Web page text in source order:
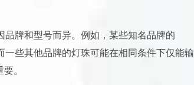
牌和型号而异。例如，某些知名品牌的
些其他品牌的灯珠可能在相同条件下仅能输
。